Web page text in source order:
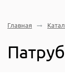
Главная